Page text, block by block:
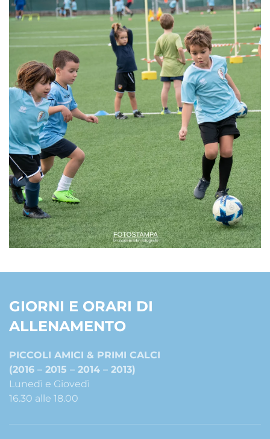
GIORNI E ORARI DI
ALLENAMENTO
PICCOLI AMICI & PRIMI CALCI
(2016 – 2015 – 2014 – 2013)
Lunedì e Giovedì
16.30 alle 18.00